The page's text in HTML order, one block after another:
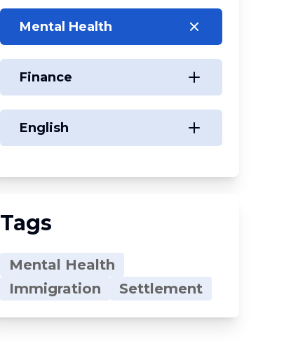
Mental Health
Finance
English
Tags
Mental Health
Immigration
Settlement